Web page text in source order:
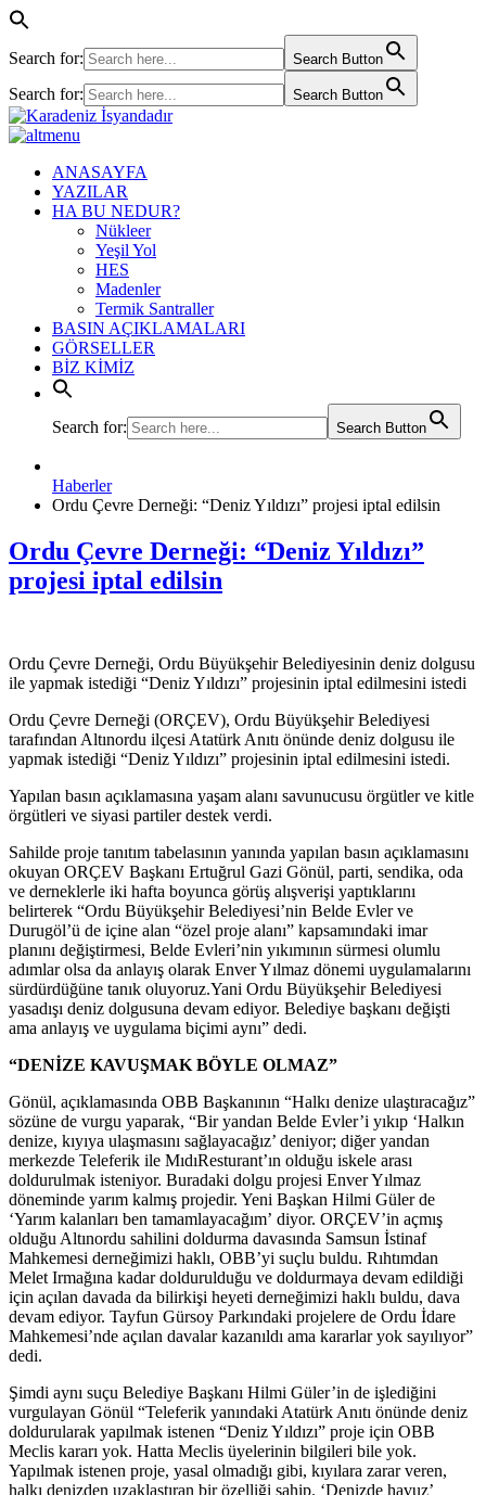
Search for: Search Button
Search for: Search Button
ANASAYFA
YAZILAR
HA BU NEDUR?
Nükleer
Yeşil Yol
HES
Madenler
Termik Santraller
BASIN AÇIKLAMALARI
GÖRSELLER
BİZ KİMİZ
Search for: Search Button
Haberler
Ordu Çevre Derneği: “Deniz Yıldızı” projesi iptal edilsin
Ordu Çevre Derneği: “Deniz Yıldızı”
projesi iptal edilsin
Ordu Çevre Derneği, Ordu Büyükşehir Belediyesinin deniz dolgusu
ile yapmak istediği “Deniz Yıldızı” projesinin iptal edilmesini istedi
Ordu Çevre Derneği (ORÇEV), Ordu Büyükşehir Belediyesi
tarafından Altınordu ilçesi Atatürk Anıtı önünde deniz dolgusu ile
yapmak istediği “Deniz Yıldızı” projesinin iptal edilmesini istedi.
Yapılan basın açıklamasına yaşam alanı savunucusu örgütler ve kitle
örgütleri ve siyasi partiler destek verdi.
Sahilde proje tanıtım tabelasının yanında yapılan basın açıklamasını
okuyan ORÇEV Başkanı Ertuğrul Gazi Gönül, parti, sendika, oda
ve derneklerle iki hafta boyunca görüş alışverişi yaptıklarını
belirterek “Ordu Büyükşehir Belediyesi’nin Belde Evler ve
Durugöl’ü de içine alan “özel proje alanı” kapsamındaki imar
planını değiştirmesi, Belde Evleri’nin yıkımının sürmesi olumlu
adımlar olsa da anlayış olarak Enver Yılmaz dönemi uygulamalarını
sürdürdüğüne tanık oluyoruz.Yani Ordu Büyükşehir Belediyesi
yasadışı deniz dolgusuna devam ediyor. Belediye başkanı değişti
ama anlayış ve uygulama biçimi aynı” dedi.
“DENİZE KAVUŞMAK BÖYLE OLMAZ”
Gönül, açıklamasında OBB Başkanının “Halkı denize ulaştıracağız”
sözüne de vurgu yaparak, “Bir yandan Belde Evler’i yıkıp ‘Halkın
denize, kıyıya ulaşmasını sağlayacağız’ deniyor; diğer yandan
merkezde Teleferik ile MıdıResturant’ın olduğu iskele arası
doldurulmak isteniyor. Buradaki dolgu projesi Enver Yılmaz
döneminde yarım kalmış projedir. Yeni Başkan Hilmi Güler de
‘Yarım kalanları ben tamamlayacağım’ diyor. ORÇEV’in açmış
olduğu Altınordu sahilini doldurma davasında Samsun İstinaf
Mahkemesi derneğimizi haklı, OBB’yi suçlu buldu. Rıhtımdan
Melet Irmağına kadar doldurulduğu ve doldurmaya devam edildiği
için açılan davada da bilirkişi heyeti derneğimizi haklı buldu, dava
devam ediyor. Tayfun Gürsoy Parkındaki projelere de Ordu İdare
Mahkemesi’nde açılan davalar kazanıldı ama kararlar yok sayılıyor”
dedi.
Şimdi aynı suçu Belediye Başkanı Hilmi Güler’in de işlediğini
vurgulayan Gönül “Teleferik yanındaki Atatürk Anıtı önünde deniz
doldurularak yapılmak istenen “Deniz Yıldızı” proje için OBB
Meclis kararı yok. Hatta Meclis üyelerinin bilgileri bile yok.
Yapılmak istenen proje, yasal olmadığı gibi, kıyılara zarar veren,
halkı denizden uzaklaştıran bir özelliği sahip. ‘Denizde havuz’